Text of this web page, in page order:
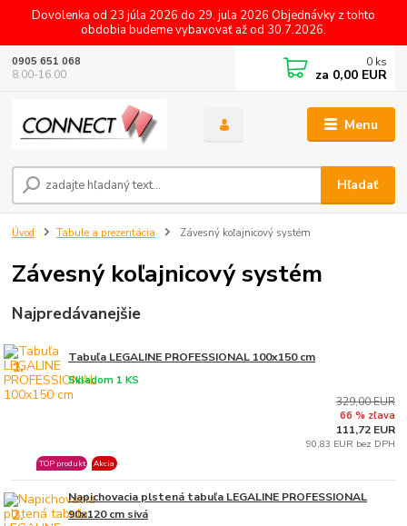
Dovolenka od 23 júla 2026 do 29. jula 2026 Objednávky z tohto
obdobia budeme vybavovať až od 30.7.2026.
Menu
Hľadať
0905 651 068
8.00-16.00
0 ks
za 0,00 EUR
Úvod Tabule a prezentácia Závesný koľajnicový systém
Závesný koľajnicový systém
Najpredávanejšie
1. Tabuľa LEGALINE PROFESSIONAL 100x150 cm
Skladom 1 KS
TOP produkt Akcia
329,00 EUR
66 % zľava
111,72 EUR
90,83 EUR bez DPH
2.
Napichovacia plstená tabuľa LEGALINE PROFESSIONAL
90x120 cm sivá